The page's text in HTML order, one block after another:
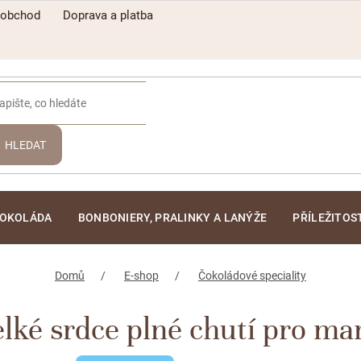
Doprava a platba
HLEDAT
BONBONIERY, PRALINKY A LANÝŽE
Domů E-shop Čokoládové speciality
srdce plné chutí pro